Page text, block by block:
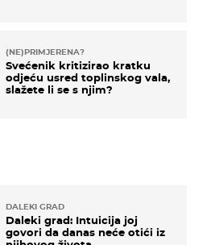
DALEKI GRAD
Daleki grad: Intuicija joj
govori da danas neće otići iz
(NE)PRIMJERENA?
Svećenik kritizirao kratku
odjeću usred toplinskog vala,
slažete li se s njim?